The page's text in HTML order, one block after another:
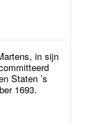
in sijn
Staten ’s
1693.